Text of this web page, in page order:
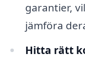
garantier,
jämföra
Hitta rätt